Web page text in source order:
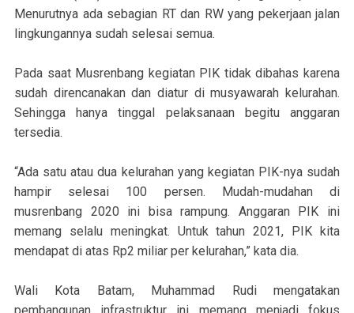
Menurutnya ada sebagian RT dan RW yang pekerjaan jalan
lingkungannya sudah selesai semua.
Pada saat Musrenbang kegiatan PIK tidak dibahas karena
sudah direncanakan dan diatur di musyawarah kelurahan.
Sehingga hanya tinggal pelaksanaan begitu anggaran
tersedia.
“Ada satu atau dua kelurahan yang kegiatan PIK-nya sudah
hampir selesai 100 persen. Mudah-mudahan di
musrenbang 2020 ini bisa rampung. Anggaran PIK ini
memang selalu meningkat. Untuk tahun 2021, PIK kita
mendapat di atas Rp2 miliar per kelurahan,” kata dia.
Wali Kota Batam, Muhammad Rudi mengatakan